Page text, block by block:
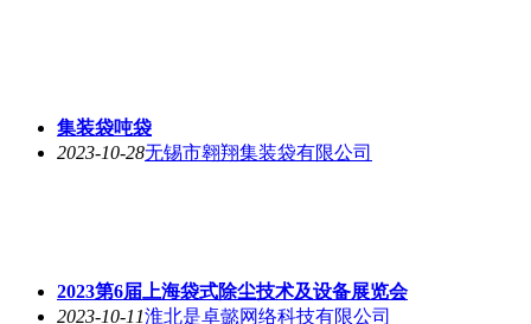
集装袋吨袋
2023-10-28无锡市翱翔集装袋有限公司
2023第6届上海袋式除尘技术及设备展览会
2023-10-11淮北是卓懿网络科技有限公司